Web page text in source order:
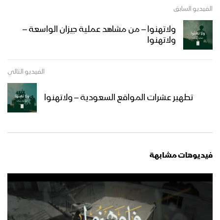
مشاهد قنص نوعية لوحدة القناصة في
جبهات جيزان – تقرير
ميادين الجهاد – حلقات خاصة بعملية جيزان
القناصة في جبهات جيزان – تقرير
برومو – ميادين الجهاد – حلقات خاصة
بعملية جيزان الواسعة – ج3
الفيديو السابق
ولاتهنوا – من مشاهد عملية جيزان الواسعة –
ولاتهنوا
الفيديو التالي
تطهير عشرات المواقع السعودية – ولاتهنوا
فيديوهات مشابهة